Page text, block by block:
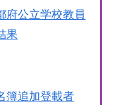
府公立学校教員
果
簿追加登載者